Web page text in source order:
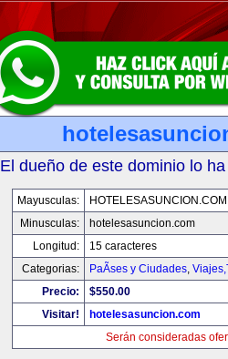
El dueño de este dominio lo
Mayusculas:
HOTELESASUNCION.COM
Minusculas:
hotelesasuncion.com
Longitud:
15 caracteres
Categorias:
PaÃ­ses y Ciudades,
Precio:
$550.00
Visitar!
hotelesasuncion.com
Serán consideradas